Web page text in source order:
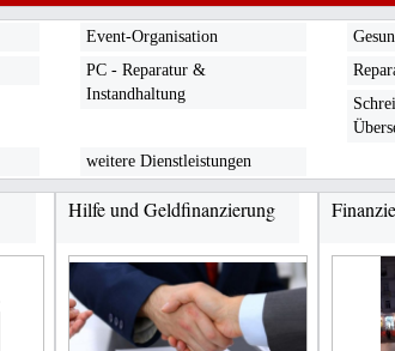
Event-Organisation
PC - Reparatur &
Instandhaltung
weitere Dienstleistungen
Hilfe und Geldfinanzierung